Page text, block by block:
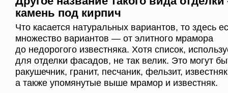
камень под кирпич
Что касается натуральных вариантов, то здесь
множество вариантов — от элитного мрамора
до недорогого известняка. Хотя список,
для отделки фасадов, не так велик. Это могут
ракушечник, гранит, песчаник, фельзит,
а также упомянутые выше мрамор и известняк.